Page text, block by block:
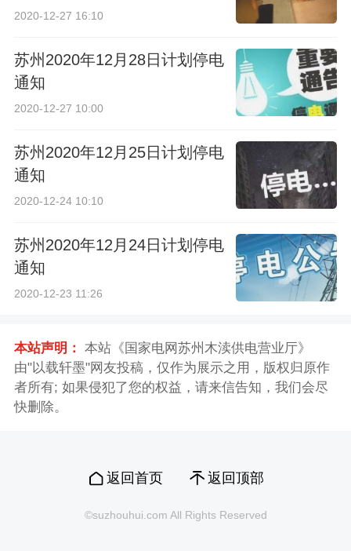
2020-12-27 16:10
苏州2020年12月28日计划停电
通知
2020-12-27 10:00
苏州2020年12月25日计划停电
通知
2020-12-24 10:10
苏州2020年12月24日计划停电
通知
2020-12-23 11:26
本站声明： 本站《国家电网苏州木渎供电营业厅》
由"以载轩墨"网友投稿，仅作为展示之用，版权归原作
者所有; 如果侵犯了您的权益，请来信告知，我们会尽
快删除。
返回首页 返回顶部
©suzhouhui.com All Rights Reserved